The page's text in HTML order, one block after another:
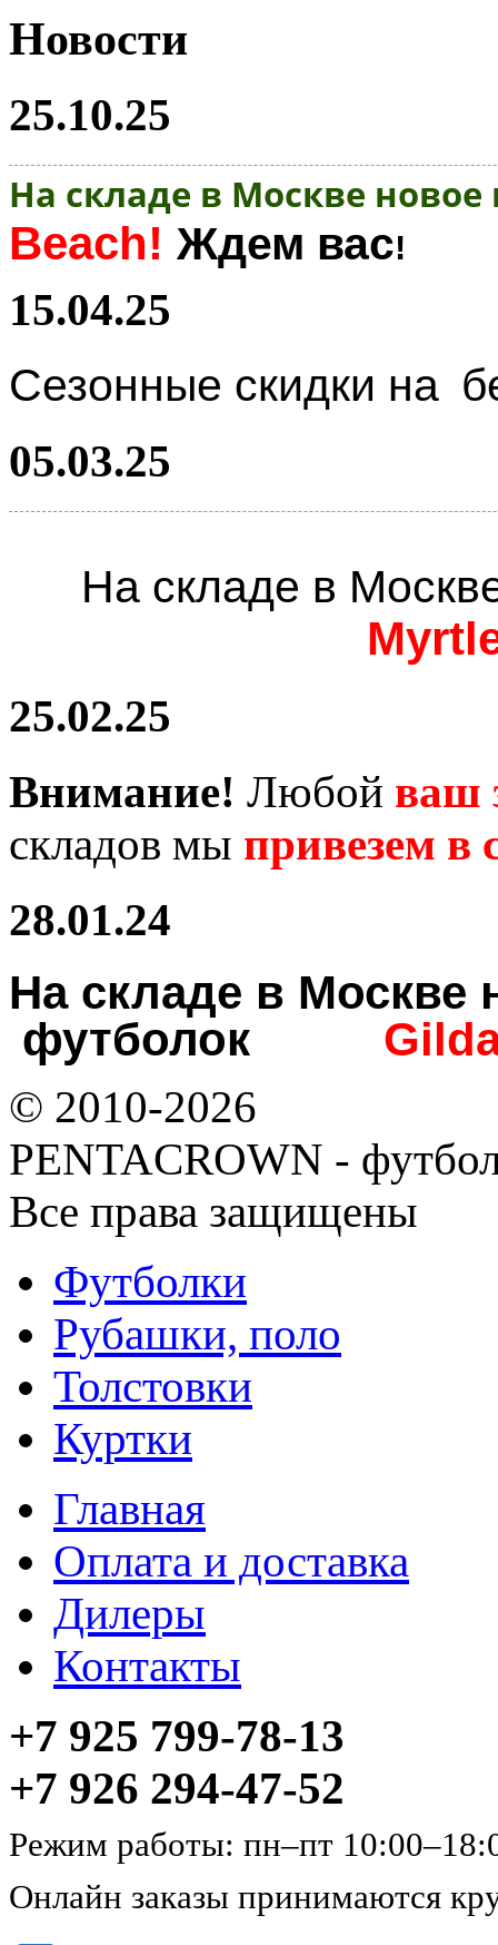
Новости
25.10.25
На складе в Москве
Beach! Ждем вас!
15.04.25
Сезонные скидки на
05.03.25
На складе в
25.02.25
Внимание! Любой ваш
складов мы привезем в
28.01.24
На складе в
футболок
© 2010-2026
PENTACROWN -
Все права защищены
Футболки
Рубашки, поло
Толстовки
Куртки
Главная
Оплата и доставка
Дилеры
Контакты
+7 925 799-78-13
+7 926 294-47-52
Режим работы: пн–пт
Онлайн заказы принимаются